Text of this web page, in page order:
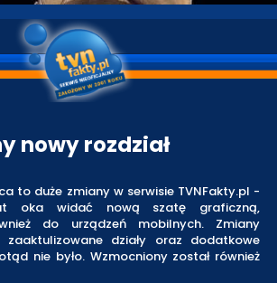
nowy rozdział
to duże zmiany w serwisie TVNFakty.pl -
oka widać nową szatę graficzną,
do urządzeń mobilnych. Zmiany
zaaktulizowane działy oraz dodatkowe
nie było. Wzmocniony został również